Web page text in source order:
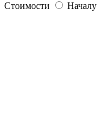
Стоимости
Началу